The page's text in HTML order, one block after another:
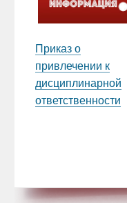
Приказ о
привлечении к
дисциплинарной
ответственности